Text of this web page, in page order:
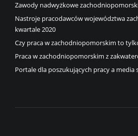
Zawody nadwyżkowe
Nastroje pracodawców województwa
kwartale 2020
Czy praca w zachodniopomorskim to
Praca w zachodniopomorskim z
Portale dla poszukujących pracy a media